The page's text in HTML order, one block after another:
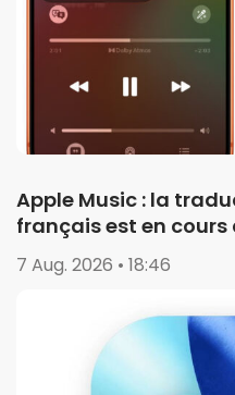
Apple Music : la
français est en
7 Aug. 2026 • 18:46